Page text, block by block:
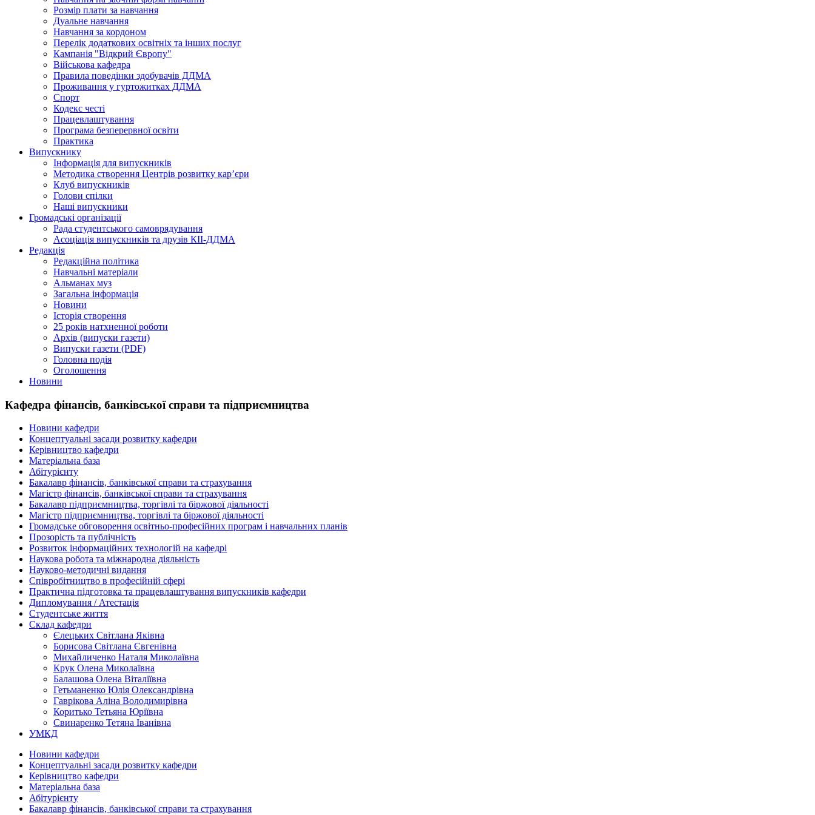
Розмір плати за навчання
Дуальне навчання
Навчання за кордоном
Перелік додаткових освітніх та інших послуг
Кампанія "Відкрий Європу"
Військова кафедра
Правила поведінки здобувачів ДДМА
Проживання у гуртожитках ДДМА
Спорт
Кодекс честі
Працевлаштування
Програма безперервної освіти
Практика
Випускнику
Інформація для випускників
Методика створення Центрів розвитку кар’єри
Клуб випускників
Голови спілки
Наші випускники
Громадські організації
Рада студентського самоврядування
Асоціація випускників та друзів КІІ-ДДМА
Редакція
Редакційна політика
Навчальні матеріали
Альманах муз
Загальна інформація
Новини
Історія створення
25 років натхненної роботи
Архів (випуски газети)
Випуски газети (PDF)
Головна подія
Оголошення
Новини
Кафедра фінансів, банківської справи та підприємництва
Новини кафедри
Концептуальні засади розвитку кафедри
Керівництво кафедри
Матеріальна база
Абітурієнту
Бакалавр фінансів, банківської справи та страхування
Магістр фінансів, банківської справи та страхування
Бакалавр підприємництва, торгівлі та біржової діяльності
Магістр підприємництва, торгівлі та біржової діяльності
Громадське обговорення освітньо-професійних програм і навчальних планів
Прозорість та публічність
Розвиток інформаційних технологій на кафедрі
Наукова робота та міжнародна діяльність
Науково-методичні видання
Співробітництво в професійній сфері
Практична підготовка та працевлаштування випускників кафедри
Дипломування / Атестація
Студентське життя
Склад кафедри
Єлецьких Світлана Яківна
Борисова Світлана Євгенівна
Михайличенко Наталя Миколаївна
Крук Олена Миколаївна
Балашова Олена Віталіївна
Гетьманенко Юлія Олександрівна
Гаврікова Аліна Володимирівна
Коритько Тетьяна Юріївна
Свинаренко Тетяна Іванівна
УМКД
Новини кафедри
Концептуальні засади розвитку кафедри
Керівництво кафедри
Матеріальна база
Абітурієнту
Бакалавр фінансів, банківської справи та страхування